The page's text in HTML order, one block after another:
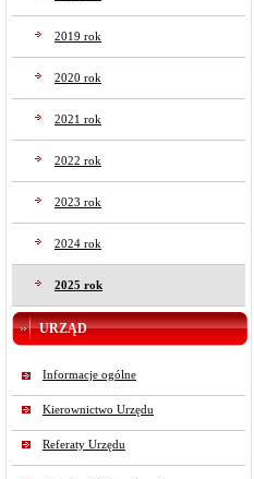
2019 rok
2020 rok
2021 rok
2022 rok
2023 rok
2024 rok
2025 rok
URZĄD
Informacje ogólne
Kierownictwo Urzędu
Referaty Urzędu